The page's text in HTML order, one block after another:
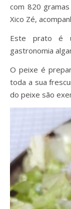
com 820
Xico Zé,
Este prato é
gastronomia
O peixe é
toda a sua
do peixe são